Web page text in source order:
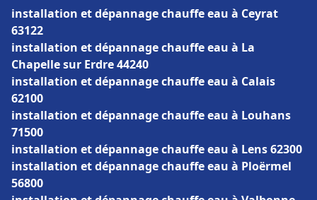
installation et dépannage chauffe eau à Ceyrat
63122
installation et dépannage chauffe eau à La
Chapelle sur Erdre 44240
installation et dépannage chauffe eau à Calais
62100
installation et dépannage chauffe eau à Louhans
71500
installation et dépannage chauffe eau à Lens 62300
installation et dépannage chauffe eau à Ploërmel
56800